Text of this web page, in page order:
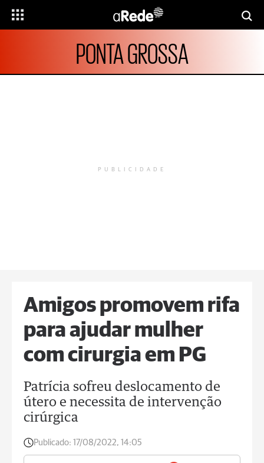
PONTA GROSSA
PUBLICIDADE
Amigos promovem rifa
para ajudar mulher
com cirurgia em PG
Patrícia sofreu deslocamento de
útero e necessita de intervenção
cirúrgica
Publicado: 17/08/2022, 14:05